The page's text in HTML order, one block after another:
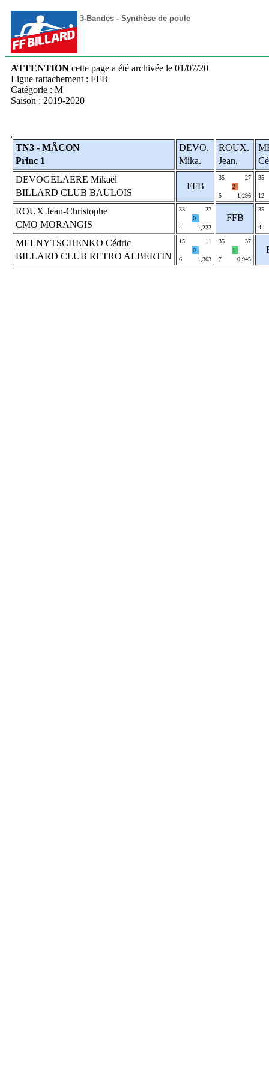
3-Bandes - Synthèse de poule
ATTENTION cette page a été archivée le 01/07/20
Ligue rattachement : FFB
Catégorie : M
Saison : 2019-2020
TN3 - MÂCON
Princ 1
DEVO.
Mika.
ROUX.
Jean.
DEVOGELAERE Mikaël
BILLARD CLUB BAULOIS
FFB
35
27
2
5
1,296
35
12
ROUX Jean-Christophe
CMO MORANGIS
33
27
0
4
1,222
FFB
35
4
MELNYTSCHENKO Cédric
BILLARD CLUB RETRO ALBERTIN
15
11
0
6
1,363
35
37
1
7
0,945